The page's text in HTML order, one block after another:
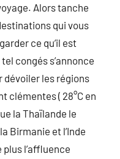
Alors tanche
qui vous
ce qu’il est
congés s’annonce
dévoiler les régions
clémentes ( 28°C en
la Thaïlande le
Birmanie et l’Inde
l’affluence